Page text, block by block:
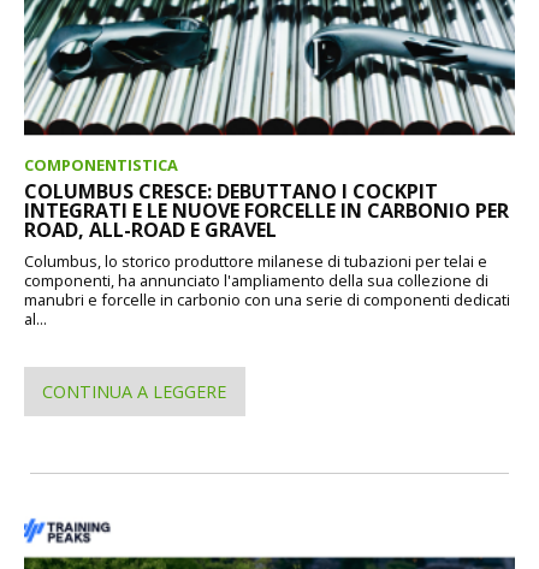
COMPONENTISTICA
COLUMBUS CRESCE: DEBUTTANO I COCKPIT
INTEGRATI E LE NUOVE FORCELLE IN CARBONIO PER
ROAD, ALL-ROAD E GRAVEL
Columbus, lo storico produttore milanese di tubazioni per telai e
componenti, ha annunciato l'ampliamento della sua collezione di
manubri e forcelle in carbonio con una serie di componenti dedicati
al...
CONTINUA A LEGGERE